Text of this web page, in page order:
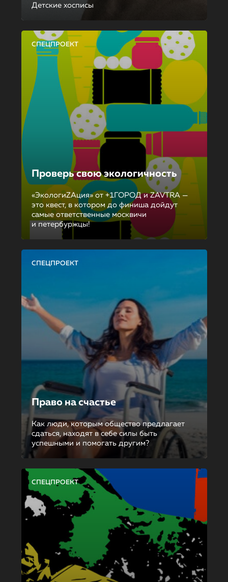
Детские хосписы
СПЕЦПРОЕКТ
Проверь свою экологичность
«ЭкологиZAция» от +1ГОРОД и ZAVTRA —
это квест, в котором до финиша дойдут
самые ответственные москвичи
и петербуржцы!
СПЕЦПРОЕКТ
Право на счастье
Как люди, которым общество предлагает
сдаться, находят в себе силы быть
успешными и помогать другим?
СПЕЦПРОЕКТ